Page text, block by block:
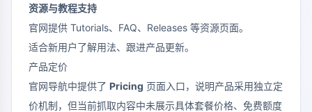
资源与教程支持
官网提供 Tutorials、FAQ、Releases 等资源页面。
适合新用户了解用法、跟进产品更新。
产品定价
官网导航中提供了 Pricing 页面入口，说明产品采用独立定
价机制，但当前抓取内容中未展示具体套餐价格、免费额度